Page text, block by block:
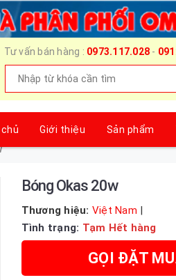
Tư vấn bán hàng : 0973.117.028 -
Giới thiệu Sản phẩm
Bóng Okas 20w
Thương hiệu: Việt Nam |
Tình trạng: Tạm Hết hàng
GỌI ĐẶT